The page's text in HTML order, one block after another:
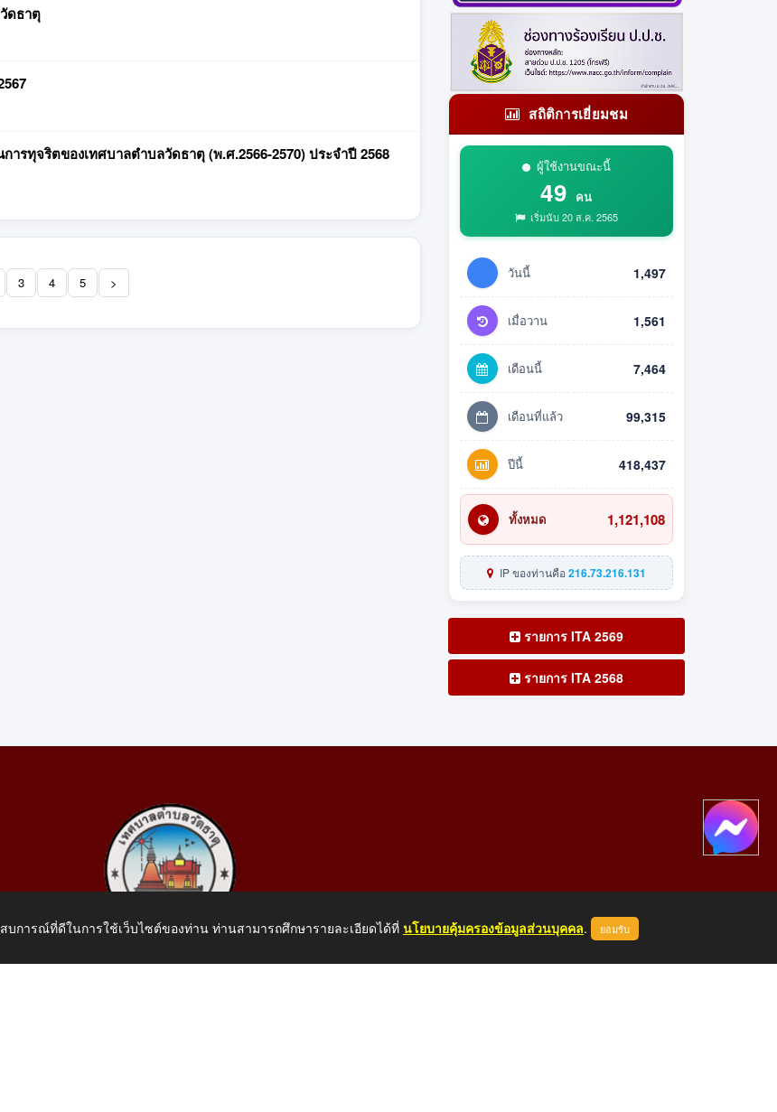
ดธาตุ
รทุจริตของเทศบาลตำบลวัดธาตุ (พ.ศ.2566-2570) ประจำปี 2568
3 4 5 >
สถิติการเยี่ยมชม
ผู้ใช้งานขณะนี้
49 คน
เริ่มนับ 20 ส.ค. 2565
วันนี้ 1,497
เมื่อวาน 1,561
เดือนนี้ 7,464
เดือนที่แล้ว 99,315
ปีนี้ 418,437
ทั้งหมด 1,121,108
IP ของท่านคือ216.73.216.131
รายการ ITA 2569
รายการ ITA 2568
การณ์ที่ดีในการใช้เว็บไซต์ของท่าน ท่านสามารถศึกษารายละเอียดได้ที่ นโยบายคุ้มครองข้อมูลส่วนบุคคล. ยอมรับ